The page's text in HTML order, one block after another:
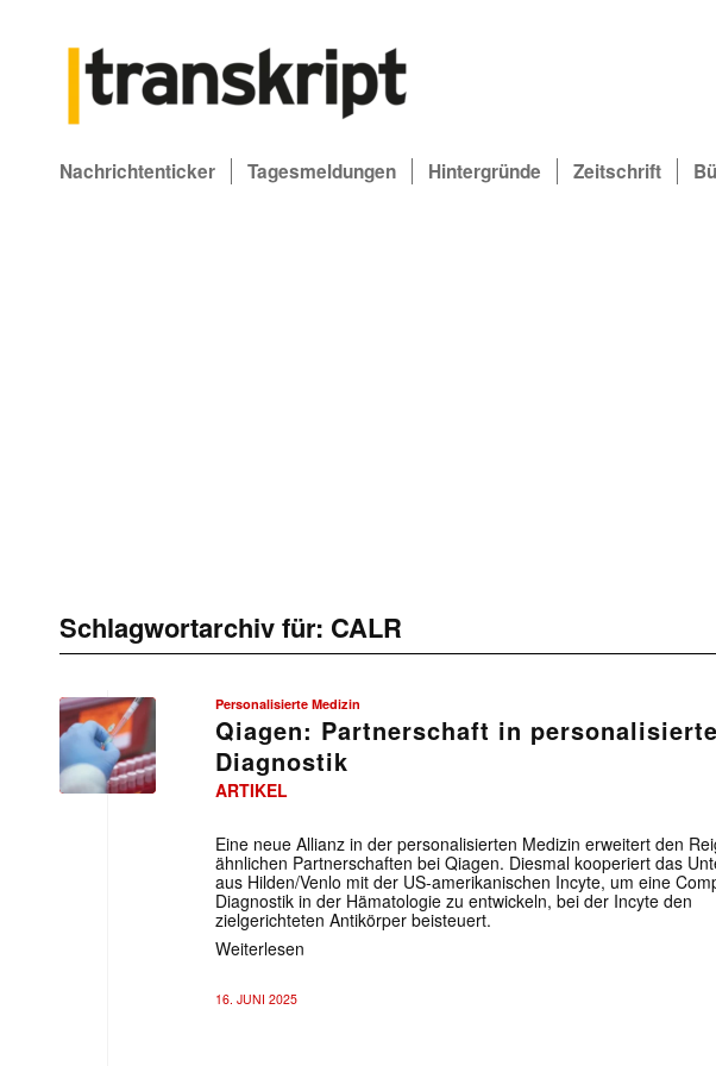
Nachrichtenticker Tagesmeldungen Hintergründe Zeitschrift
Schlagwortarchiv für: CALR
Personalisierte Medizin
Qiagen: Partnerschaft in
Diagnostik
ARTIKEL
Eine neue Allianz in der personalisierten Medizin erweitert den
ähnlichen Partnerschaften bei Qiagen. Diesmal kooperiert das
aus Hilden/Venlo mit der US-amerikanischen Incyte, um eine
Diagnostik in der Hämatologie zu entwickeln, bei der Incyte den
zielgerichteten Antikörper beisteuert.
Weiterlesen
16. JUNI 2025